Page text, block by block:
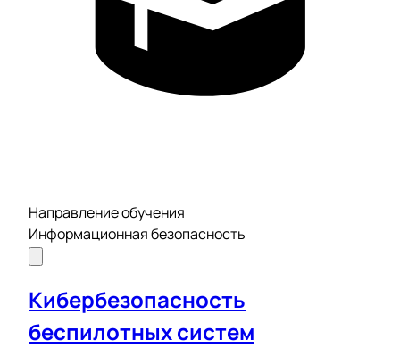
Направление обучения
Информационная безопасность
Кибербезопасность
беспилотных систем